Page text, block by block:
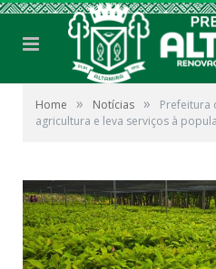
Home » Notícias »
Prefeitura
agricultura e leva serviços à